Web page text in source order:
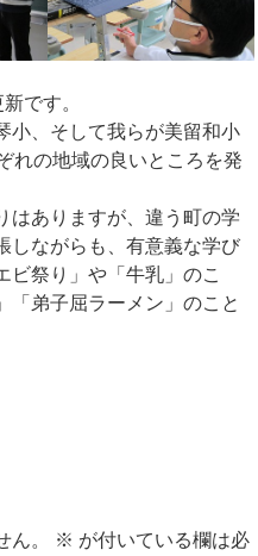
です。
、そして我らが美留和小
れの地域の良いところを発
ありますが、違う町の学
しながらも、有意義な学び
祭り」や「牛乳」のこ
「弟子屈ラーメン」のこと
。 ※ が付いている欄は必